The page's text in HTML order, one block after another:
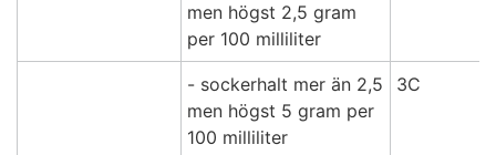
men högst 2,5 gram
per 100 milliliter
- sockerhalt mer än 2,5
men högst 5 gram per
100 milliliter
3C